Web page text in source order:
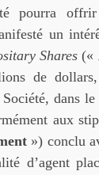
pourra
un
Shares(«
de
dans
aux
») conclu
d’agent